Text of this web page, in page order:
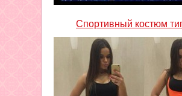
Спортивный костюм